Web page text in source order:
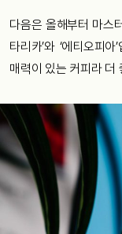
다음은 올해부터 마스
타리카’와 ‘에티오피
매력이 있는 커피라 더